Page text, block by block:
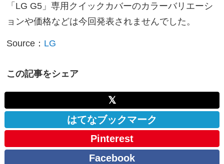
「LG G5」専用クイックカバーのカラーバリエーシ
ョンや価格などは今回発表されませんでした。
Source： LG
この記事をシェア
𝕏
はてなブックマーク
Pinterest
Facebook